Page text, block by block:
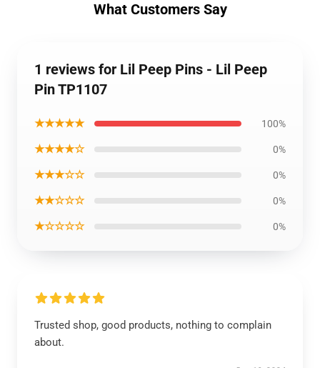
What Customers Say
1 reviews for Lil Peep Pins - Lil Peep
Pin TP1107
★★★★★ 100%
★★★★☆ 0%
★★★☆☆ 0%
★★☆☆☆ 0%
★☆☆☆☆ 0%
Trusted shop, good products, nothing to complain
about.